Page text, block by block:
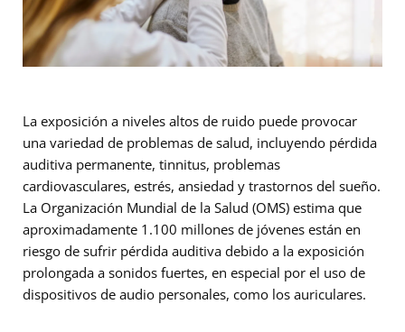
La exposición a niveles altos de ruido puede provocar
una variedad de problemas de salud, incluyendo pérdida
auditiva permanente, tinnitus, problemas
cardiovasculares, estrés, ansiedad y trastornos del sueño.
La Organización Mundial de la Salud (OMS) estima que
aproximadamente 1.100 millones de jóvenes están en
riesgo de sufrir pérdida auditiva debido a la exposición
prolongada a sonidos fuertes, en especial por el uso de
dispositivos de audio personales, como los auriculares.